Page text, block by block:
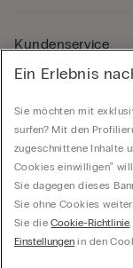
Kundenservice
Unternehmen
Calzedonia Österreich
Ein Erlebnis
Sie möchten mit
surfen? Mit den
zugeschnittene Inhalte
Cookies einwilligen‟
Sie dagegen dieses
Sie ohne Cookies
Sie dieCookie-Richtlinie
Einstellungen in den